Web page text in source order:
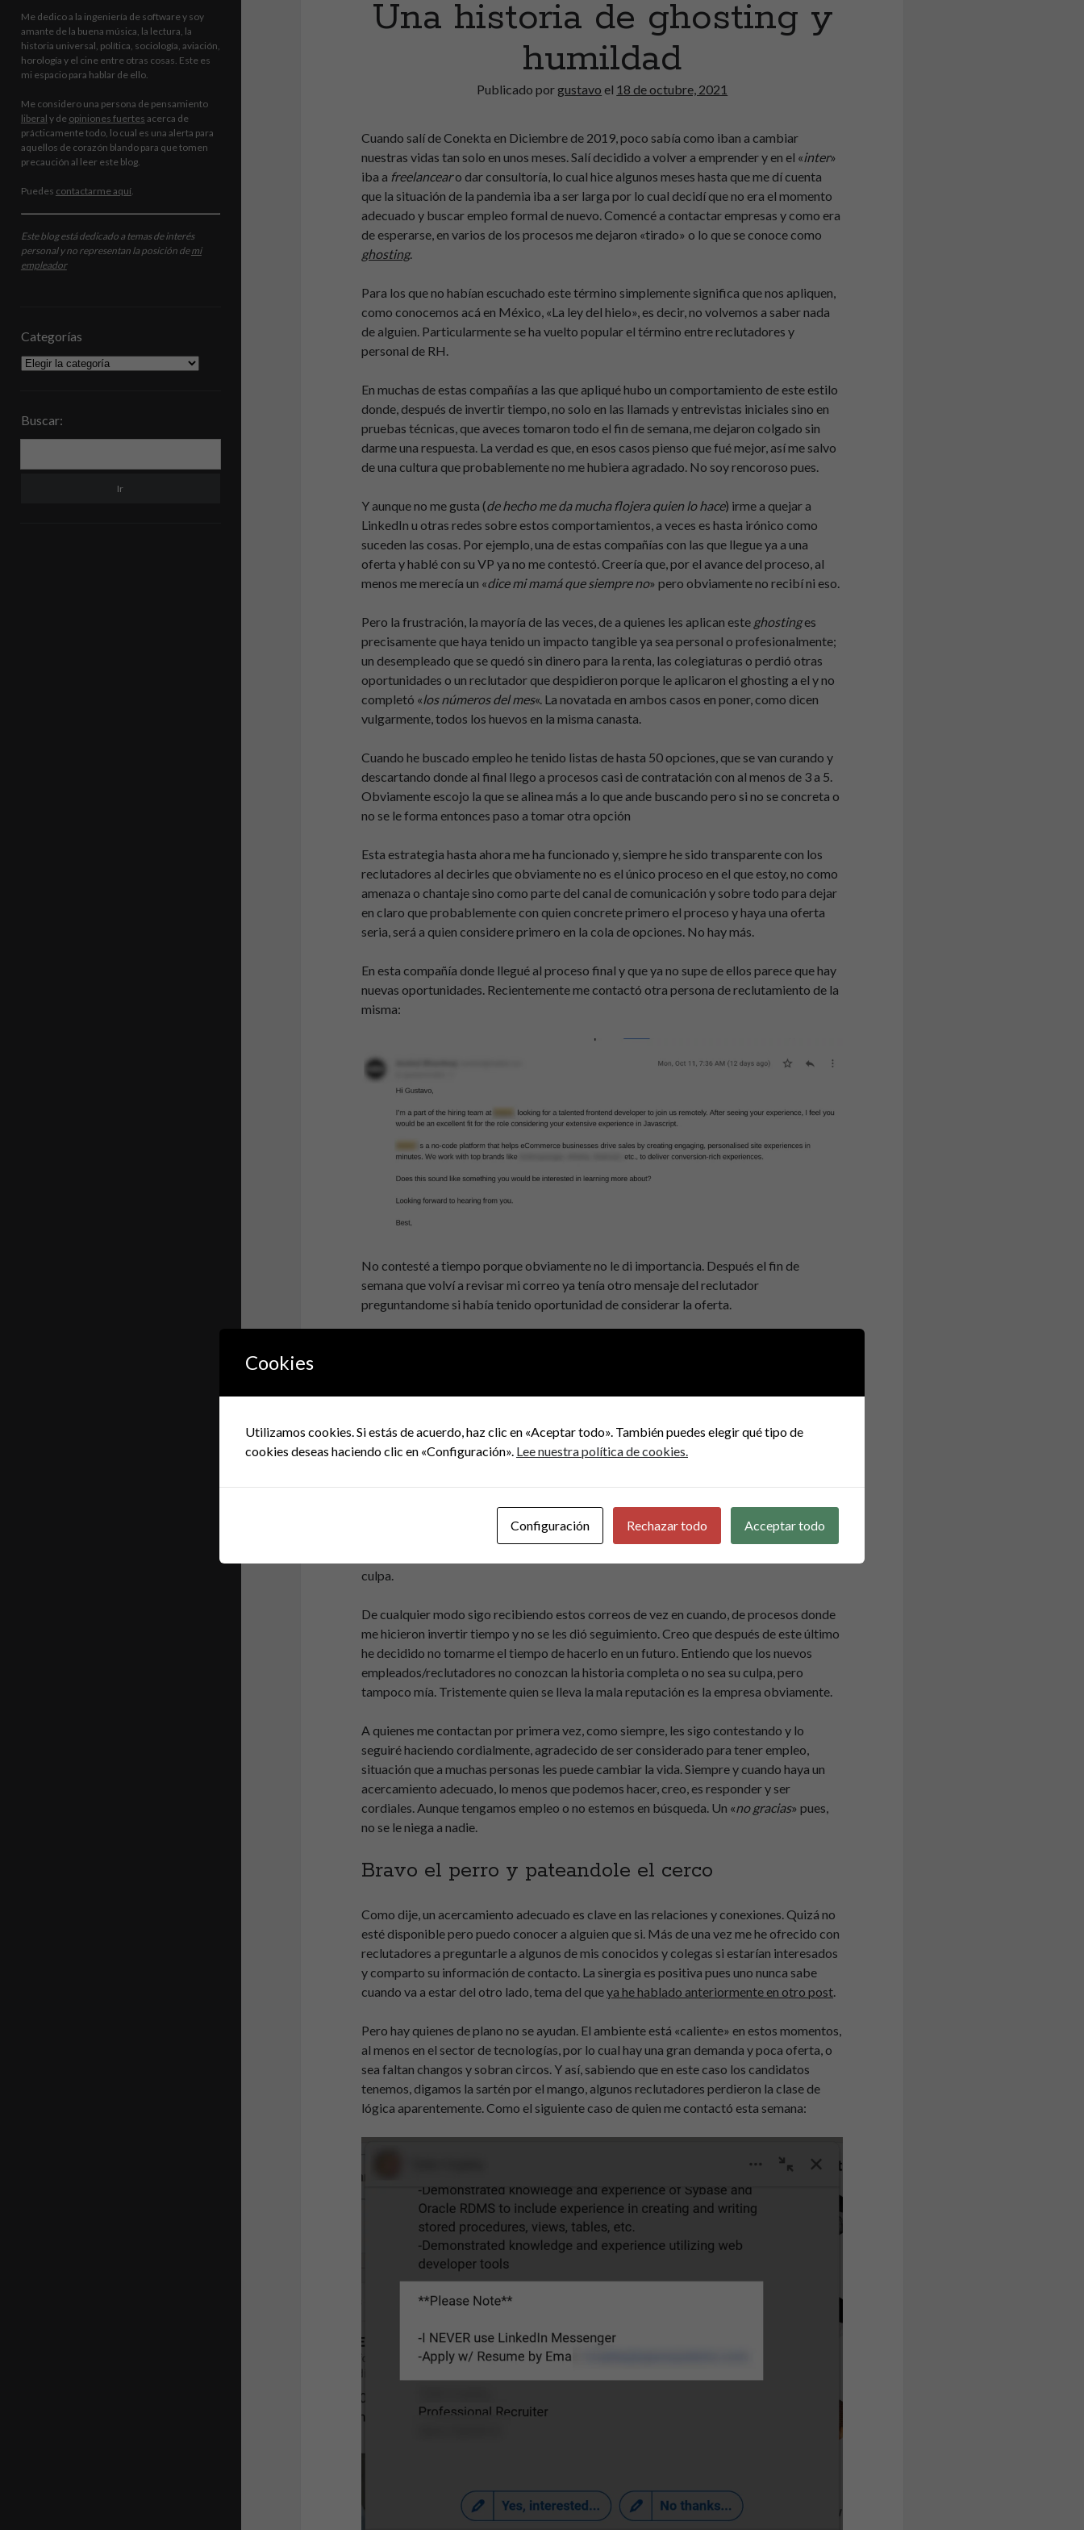
Me dedico a la ingeniería de software y soy
amante de la buena música, la lectura, la
historia universal, política, sociología, aviación,
horología y el cine entre otras cosas. Este es
mi espacio para hablar de ello.
Me considero una persona de pensamiento
liberal y de opiniones fuertes acerca de
prácticamente todo, lo cual es una alerta para
aquellos de corazón blando para que tomen
precaución al leer este blog.
Puedes contactarme aquí.
Este blog está dedicado a temas de interés
personal y no representan la posición demi
empleador
Categorías
Categorías
Buscar:
Una historia de ghosting y
humildad
Publicado porgustavo el 18 de octubre, 2021
Cuando salí de Conekta en Diciembre de 2019, poco sabía como iban a cambiar
nuestras vidas tan solo en unos meses. Salí decidido a volver a emprender y en el «inter»
iba a freelancearo dar consultoría, lo cual hice algunos meses hasta que me dí cuenta
que la situación de la pandemia iba a ser larga por lo cual decidí que no era el momento
adecuado y buscar empleo formal de nuevo. Comencé a contactar empresas y como era
de esperarse, en varios de los procesos me dejaron «tirado» o lo que se conoce como
ghosting.
Para los que no habían escuchado este término simplemente significa que nos apliquen,
como conocemos acá en México, «La ley del hielo», es decir, no volvemos a saber nada
de alguien. Particularmente se ha vuelto popular el término entre reclutadores y
personal de RH.
En muchas de estas compañías a las que apliqué hubo un comportamiento de este estilo
donde, después de invertir tiempo, no solo en las llamads y entrevistas iniciales sino en
pruebas técnicas, que aveces tomaron todo el fin de semana, me dejaron colgado sin
darme una respuesta. La verdad es que, en esos casos pienso que fué mejor, así me salvo
de una cultura que probablemente no me hubiera agradado. No soy rencoroso pues.
Y aunque no me gusta (de hecho me da mucha flojera quien lo hace) irme a quejar a
LinkedIn u otras redes sobre estos comportamientos, a veces es hasta irónico como
suceden las cosas. Por ejemplo, una de estas compañías con las que llegue ya a una
oferta y hablé con su VP ya no me contestó. Creería que, por el avance del proceso, al
menos me merecía un «dice mi mamá que siempre no» pero obviamente no recibí ni eso.
Pero la frustración, la mayoría de las veces, de a quienes les aplican este ghostinges
precisamente que haya tenido un impacto tangible ya sea personal o profesionalmente;
un desempleado que se quedó sin dinero para la renta, las colegiaturas o perdió otras
oportunidades o un reclutador que despidieron porque le aplicaron el ghosting a el y no
completó «los números del mes«. La novatada en ambos casos en poner, como dicen
vulgarmente, todos los huevos en la misma canasta.
Cuando he buscado empleo he tenido listas de hasta 50 opciones, que se van curando y
descartando donde al final llego a procesos casi de contratación con al menos de 3 a 5.
Obviamente escojo la que se alinea más a lo que ande buscando pero si no se concreta o
no se le forma entonces paso a tomar otra opción
Esta estrategia hasta ahora me ha funcionado y, siempre he sido transparente con los
reclutadores al decirles que obviamente no es el único proceso en el que estoy, no como
amenaza o chantaje sino como parte del canal de comunicación y sobre todo para dejar
en claro que probablemente con quien concrete primero el proceso y haya una oferta
seria, será a quien considere primero en la cola de opciones. No hay más.
En esta compañía donde llegué al proceso final y que ya no supe de ellos parece que hay
nuevas oportunidades. Recientemente me contactó otra persona de reclutamiento de la
misma:
No contesté a tiempo porque obviamente no le di importancia. Después el fin de
semana que volví a revisar mi correo ya tenía otro mensaje del reclutador
preguntandome si había tenido oportunidad de considerar la oferta.
medio aproximadamente.
¿No leen los perfiles? ¿No guardan estas compañías un registro de los candidatos con
los que han tenido comunicación? Mi tolerancia es muy grande y como dije, no suelo
proceso y me habían dejado colgado su respuesta fue cortante y tajante. Una especie de
culpa.
De cualquier modo sigo recibiendo estos correos de vez en cuando, de procesos donde
me hicieron invertir tiempo y no se les dió seguimiento. Creo que después de este último
he decidido no tomarme el tiempo de hacerlo en un futuro. Entiendo que los nuevos
empleados/reclutadores no conozcan la historia completa o no sea su culpa, pero
tampoco mía. Tristemente quien se lleva la mala reputación es la empresa obviamente.
A quienes me contactan por primera vez, como siempre, les sigo contestando y lo
seguiré haciendo cordialmente, agradecido de ser considerado para tener empleo,
situación que a muchas personas les puede cambiar la vida. Siempre y cuando haya un
acercamiento adecuado, lo menos que podemos hacer, creo, es responder y ser
cordiales. Aunque tengamos empleo o no estemos en búsqueda. Un «no gracias» pues,
no se le niega a nadie.
Bravo el perro y pateandole el cerco
Como dije, un acercamiento adecuado es clave en las relaciones y conexiones. Quizá no
esté disponible pero puedo conocer a alguien que si. Más de una vez me he ofrecido con
reclutadores a preguntarle a algunos de mis conocidos y colegas si estarían interesados
y comparto su información de contacto. La sinergia es positiva pues uno nunca sabe
cuando va a estar del otro lado, tema del queya he hablado anteriormente en otro post.
Pero hay quienes de plano no se ayudan. El ambiente está «caliente» en estos momentos,
al menos en el sector de tecnologías, por lo cual hay una gran demanda y poca oferta, o
sea faltan changos y sobran circos. Y así, sabiendo que en este caso los candidatos
tenemos, digamos la sartén por el mango, algunos reclutadores perdieron la clase de
lógica aparentemente. Como el siguiente caso de quien me contactó esta semana:
Cookies
Utilizamos cookies. Si estás de acuerdo, haz clic en «Aceptar todo». También puedes elegir qué tipo de
cookies deseas haciendo clic en «Configuración». Lee nuestra política de cookies.
Configuración Rechazar todo Acceptar todo